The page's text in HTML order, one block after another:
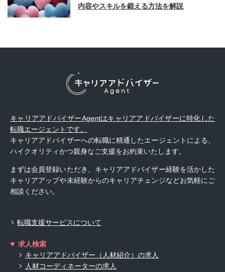
内容やスキルを鍛える方法を解説
キャリアアドバイザーAgentはキャリアアドバイザーに特化した
転職エージェントです。
キャリアアドバイザーへの転職に精通したエージェントによる、
ハイクオリティかつ親身なご支援をお約束いたします。
まずは会員登録いただき、キャリアアドバイザー経験を活かした
キャリアアップや未経験からのキャリアチェンジなどお気軽にご
相談ください。
転職支援サービスについて
求人検索
キャリアアドバイザー（人材紹介）の求人
人材コーディネーターの求人